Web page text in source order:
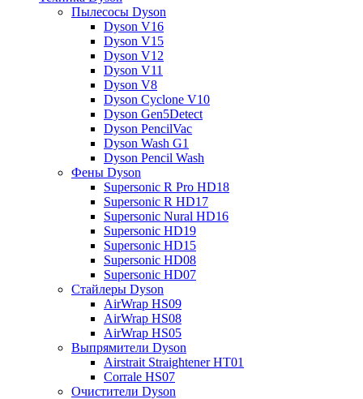
Пылесосы Dyson
Dyson V16
Dyson V15
Dyson V12
Dyson V11
Dyson V8
Dyson Cyclone V10
Dyson Gen5Detect
Dyson PencilVac
Dyson Wash G1
Dyson Pencil Wash
Фены Dyson
Supersonic R Pro HD18
Supersonic R HD17
Supersonic Nural HD16
Supersonic HD19
Supersonic HD15
Supersonic HD08
Supersonic HD07
Стайлеры Dyson
AirWrap HS09
AirWrap HS08
AirWrap HS05
Выпрямители Dyson
Airstrait Straightener HT01
Corrale HS07
Очистители Dyson